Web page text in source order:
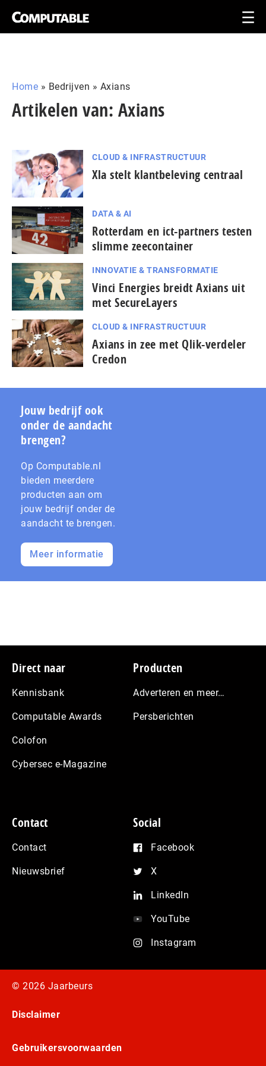
Home » Bedrijven » Axians
Artikelen van: Axians
CLOUD & INFRASTRUCTUUR
Xla stelt klantbeleving centraal
DATA & AI
Rotterdam en ict-partners testen
slimme zeecontainer
INNOVATIE & TRANSFORMATIE
Vinci Energies breidt Axians uit
met SecureLayers
CLOUD & INFRASTRUCTUUR
Axians in zee met Qlik-verdeler
Credon
Jouw bedrijf ook
onder de aandacht
brengen?
Op Computable.nl
bieden meerdere
producten aan om
jouw bedrijf onder de
aandacht te brengen.
Meer informatie
Footer
Direct naar
Kennisbank
Computable Awards
Colofon
Cybersec e-Magazine
Producten
Adverteren en meer…
Persberichten
Contact
Contact
Nieuwsbrief
Social
Facebook
X
LinkedIn
YouTube
Instagram
© 2026 Jaarbeurs
Disclaimer
Gebruikersvoorwaarden